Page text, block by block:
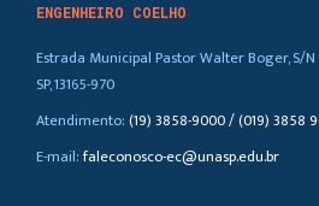
ENGENHEIRO COELHO
Estrada Municipal Pastor Walter Boger, S/
SP, 13165-970
Atendimento:(19) 3858-9000 / (019) 3858
E-mail:faleconosco-ec@unasp.edu.br